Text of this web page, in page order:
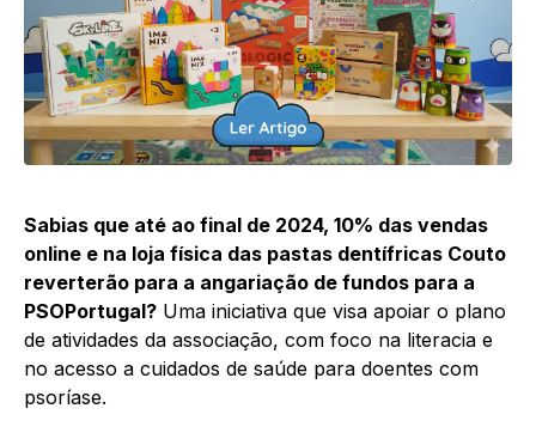
Sabias que até ao final de 2024, 10% das vendas
online e na loja física das pastas dentífricas Couto
reverterão para a angariação de fundos para a
PSOPortugal? Uma iniciativa que visa apoiar o plano
de atividades da associação, com foco na literacia e
no acesso a cuidados de saúde para doentes com
psoríase.